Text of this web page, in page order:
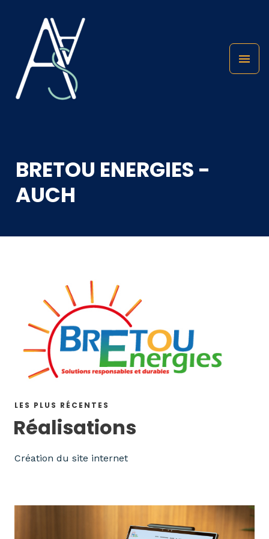
BRETOU ENERGIES -
AUCH
LES PLUS RÉCENTES
Réalisations
Création du site internet